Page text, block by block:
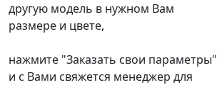
другую модель в нужном Вам
размере и цвете,
нажмите "Заказать свои параметры"
и с Вами свяжется менеджер для